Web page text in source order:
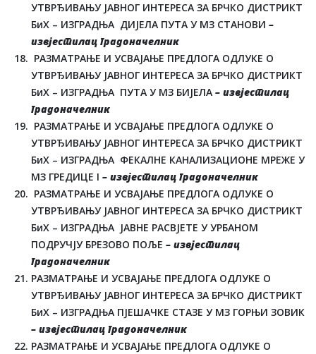
УТВРЂИВАЊУ ЈАВНОГ ИНТЕРЕСА ЗА БРЧКО ДИСТРИКТ
БиХ – ИЗГРАДЊА ДИЈЕЛА ПУТА У МЗ СТАНОВИ –
извјестилац градоначелник
РАЗМАТРАЊЕ И УСВАЈАЊЕ ПРЕДЛОГА ОДЛУКЕ О
УТВРЂИВАЊУ ЈАВНОГ ИНТЕРЕСА ЗА БРЧКО ДИСТРИКТ
БиХ – ИЗГРАДЊА ПУТА У МЗ БИЈЕЛА – извјестилац
градоначелник
РАЗМАТРАЊЕ И УСВАЈАЊЕ ПРЕДЛОГА ОДЛУКЕ О
УТВРЂИВАЊУ ЈАВНОГ ИНТЕРЕСА ЗА БРЧКО ДИСТРИКТ
БиХ – ИЗГРАДЊА ФЕКАЛНЕ КАНАЛИЗАЦИОНЕ МРЕЖЕ У
МЗ ГРЕДИЦЕ I – извјестилац градоначелник
РАЗМАТРАЊЕ И УСВАЈАЊЕ ПРЕДЛОГА ОДЛУКЕ О
УТВРЂИВАЊУ ЈАВНОГ ИНТЕРЕСА ЗА БРЧКО ДИСТРИКТ
БиХ – ИЗГРАДЊА ЈАВНЕ РАСВЈЕТЕ У УРБАНОМ
ПОДРУЧЈУ БРЕЗОВО ПОЉЕ – извјестилац
градоначелник
РАЗМАТРАЊЕ И УСВАЈАЊЕ ПРЕДЛОГА ОДЛУКЕ О
УТВРЂИВАЊУ ЈАВНОГ ИНТЕРЕСА ЗА БРЧКО ДИСТРИКТ
БиХ – ИЗГРАДЊА ПЈЕШАЧКЕ СТАЗЕ У МЗ ГОРЊИ ЗОВИК
– извјестилац градоначелник
РАЗМАТРАЊЕ И УСВАЈАЊЕ ПРЕДЛОГА ОДЛУКЕ О